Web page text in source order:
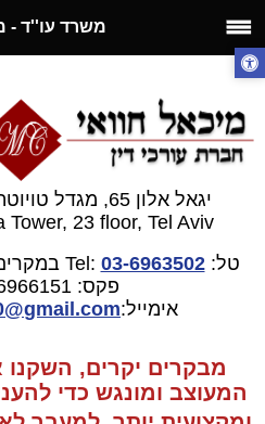
משרד עו''ד -
יגאל אלון 65, מגדל טויוטה, קומה 23, תל-אביב
Tower, 23 floor, Tel Aviv
טל:03-6963502
Tel:
פקס: 03-6966151
אימייל:E-mail:gmail.com
מבקרים יקרים,
המעוצב ומונגש כדי